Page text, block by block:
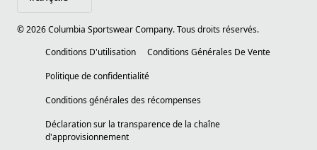
©2026Columbia Sportswear Company. Tous droits réservés.
Conditions D'utilisation
Conditions Générales De Vente
Politique de confidentialité
Conditions générales des récompenses
Déclaration sur la transparence de la chaîne
d'approvisionnement